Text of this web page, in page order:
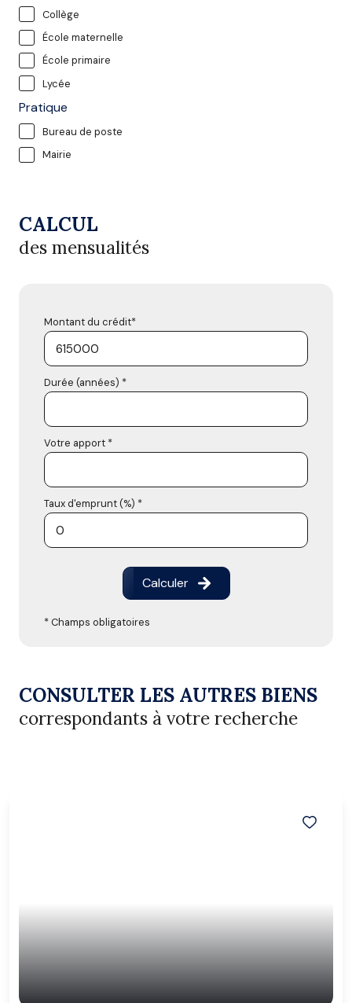
Collège
École maternelle
École primaire
Lycée
Pratique
Bureau de poste
Mairie
CALCUL
des mensualités
Montant du crédit*
Durée (années) *
Votre apport *
Taux d'emprunt (%) *
Calculer
* Champs obligatoires
CONSULTER LES AUTRES BIENS
correspondants à votre recherche